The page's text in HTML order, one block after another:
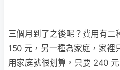
三個月到了之後呢？費用有二
150 元，另一種為家庭，家裡
用家庭就很划算，只要 240